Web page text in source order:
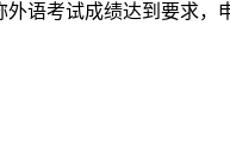
外语考试成绩达到要求，